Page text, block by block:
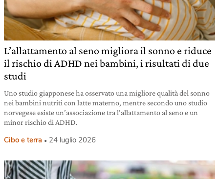
L’allattamento al seno migliora il sonno e riduce
il rischio di ADHD nei bambini, i risultati di due
studi
Uno studio giapponese ha osservato una migliore qualità del sonno
nei bambini nutriti con latte materno, mentre secondo uno studio
norvegese esiste un’associazione tra l’allattamento al seno e un
minor rischio di ADHD.
Cibo e terra 24 luglio 2026